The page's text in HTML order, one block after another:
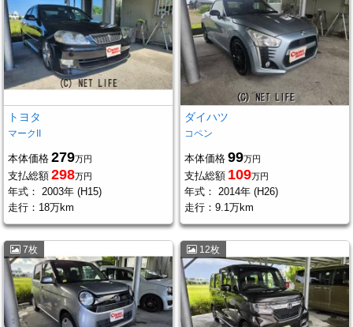
トヨタ
マークII
本体価格 279万円
支払総額 298万円
年式： 2003年 (H15)
走行： 18万km
ダイハツ
コペン
本体価格 99万円
支払総額 109万円
年式： 2014年 (H26)
走行：9.1万km
7枚 12枚